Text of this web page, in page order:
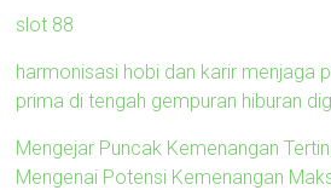
slot 88
harmonisasi hobi dan karir menjaga
prima di tengah gempuran hiburan
Mengejar Puncak Kemenangan
Mengenai Potensi Kemenangan